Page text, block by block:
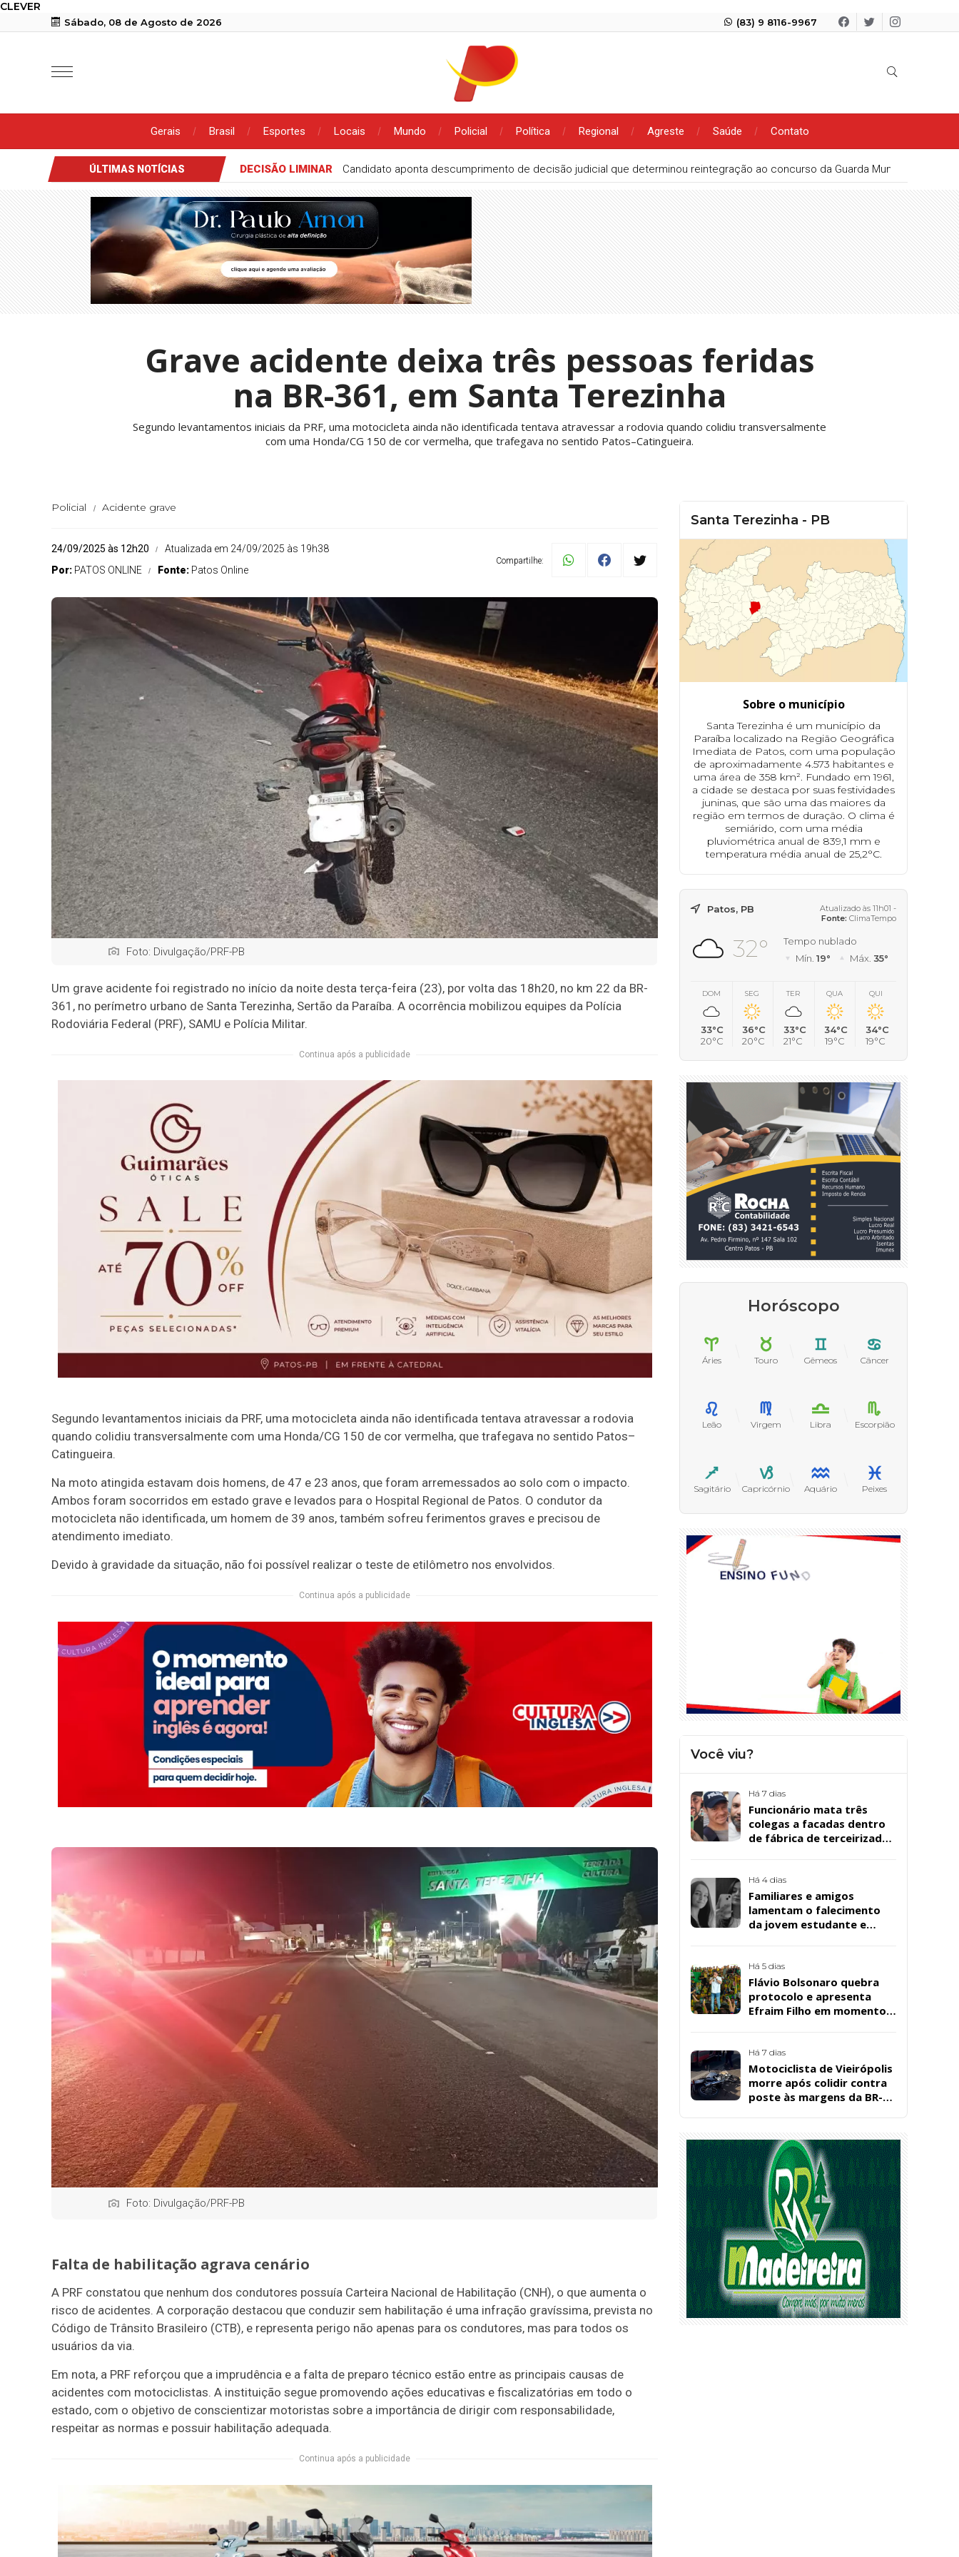
CLEVER
Sábado, 08 de Agosto de 2026 (83) 9 8116-9967
Gerais Brasil Esportes Locais Mundo Policial Política Regional Agreste Saúde Contato
ÚLTIMAS NOTÍCIAS DECISÃO LIMINAR Candidato aponta descumprimento de decisão judicial que determinou reintegração ao concurso da Guarda Municipal de
Grave acidente deixa três pessoas feridas
na BR-361, em Santa Terezinha
Segundo levantamentos iniciais da PRF, uma motocicleta ainda não identificada tentava atravessar a rodovia quando colidiu transversalmente
com uma Honda/CG 150 de cor vermelha, que trafegava no sentido Patos–Catingueira.
Policial Acidente grave
24/09/2025 às 12h20
Atualizada em 24/09/2025 às 19h38
Por: PATOS ONLINE Fonte: Patos Online
Compartilhe:
Foto: Divulgação/PRF-PB
Um grave acidente foi registrado no início da noite desta terça-feira (23), por volta das 18h20, no km 22 da BR-
361, no perímetro urbano de Santa Terezinha, Sertão da Paraíba. A ocorrência mobilizou equipes da Polícia
Rodoviária Federal (PRF), SAMU e Polícia Militar.
Continua após a publicidade
Segundo levantamentos iniciais da PRF, uma motocicleta ainda não identificada tentava atravessar a rodovia
quando colidiu transversalmente com uma Honda/CG 150 de cor vermelha, que trafegava no sentido Patos–
Catingueira.
Na moto atingida estavam dois homens, de 47 e 23 anos, que foram arremessados ao solo com o impacto.
Ambos foram socorridos em estado grave e levados para o Hospital Regional de Patos. O condutor da
motocicleta não identificada, um homem de 39 anos, também sofreu ferimentos graves e precisou de
atendimento imediato.
Devido à gravidade da situação, não foi possível realizar o teste de etilômetro nos envolvidos.
Continua após a publicidade
Foto: Divulgação/PRF-PB
Falta de habilitação agrava cenário
A PRF constatou que nenhum dos condutores possuía Carteira Nacional de Habilitação (CNH), o que aumenta o
risco de acidentes. A corporação destacou que conduzir sem habilitação é uma infração gravíssima, prevista no
Código de Trânsito Brasileiro (CTB), e representa perigo não apenas para os condutores, mas para todos os
usuários da via.
Em nota, a PRF reforçou que a imprudência e a falta de preparo técnico estão entre as principais causas de
acidentes com motociclistas. A instituição segue promovendo ações educativas e fiscalizatórias em todo o
estado, com o objetivo de conscientizar motoristas sobre a importância de dirigir com responsabilidade,
respeitar as normas e possuir habilitação adequada.
Continua após a publicidade
Santa Terezinha - PB
Sobre o município
Santa Terezinha é um município da
Paraíba localizado na Região Geográfica
Imediata de Patos, com uma população
de aproximadamente 4.573 habitantes e
uma área de 358 km². Fundado em 1961,
a cidade se destaca por suas festividades
juninas, que são uma das maiores da
região em termos de duração. O clima é
semiárido, com uma média
pluviométrica anual de 839,1 mm e
temperatura média anual de 25,2°C.
Patos, PB
Atualizado às 11h01 -
Fonte: ClimaTempo
32°
Tempo nublado
Mín. 19° Máx. 35°
DOM
33°C
20°C
SEG
36°C
20°C
TER
33°C
21°C
QUA
34°C
19°C
QUI
34°C
19°C
Horóscopo
Áries Touro Gêmeos Câncer
Leão Virgem Libra Escorpião
Sagitário Capricórnio Aquário Peixes
Você viu?
Há 7 dias
Funcionário mata três
colegas a facadas dentro
de fábrica de terceirizada
Há 4 dias
Familiares e amigos
lamentam o falecimento
da jovem estudante e
Santos, em Patos
Há 5 dias
Flávio Bolsonaro quebra
protocolo e apresenta
Efraim Filho em momento
Há 7 dias
Motociclista de Vieirópolis
morre após colidir contra
poste às margens da BR-